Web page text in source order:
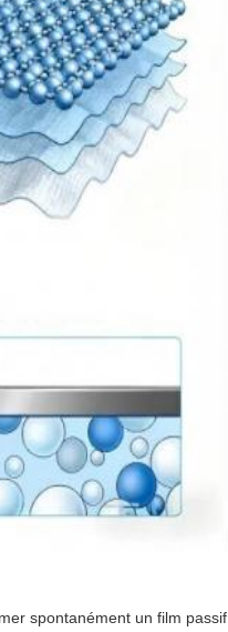
spontanément un film passif